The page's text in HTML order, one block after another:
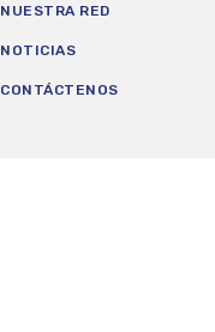
NUESTRA RED
NOTICIAS
CONTÁCTENOS